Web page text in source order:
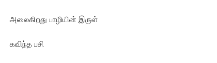
அலைகிறது பாழியின் இருள்
கவிந்த பசி